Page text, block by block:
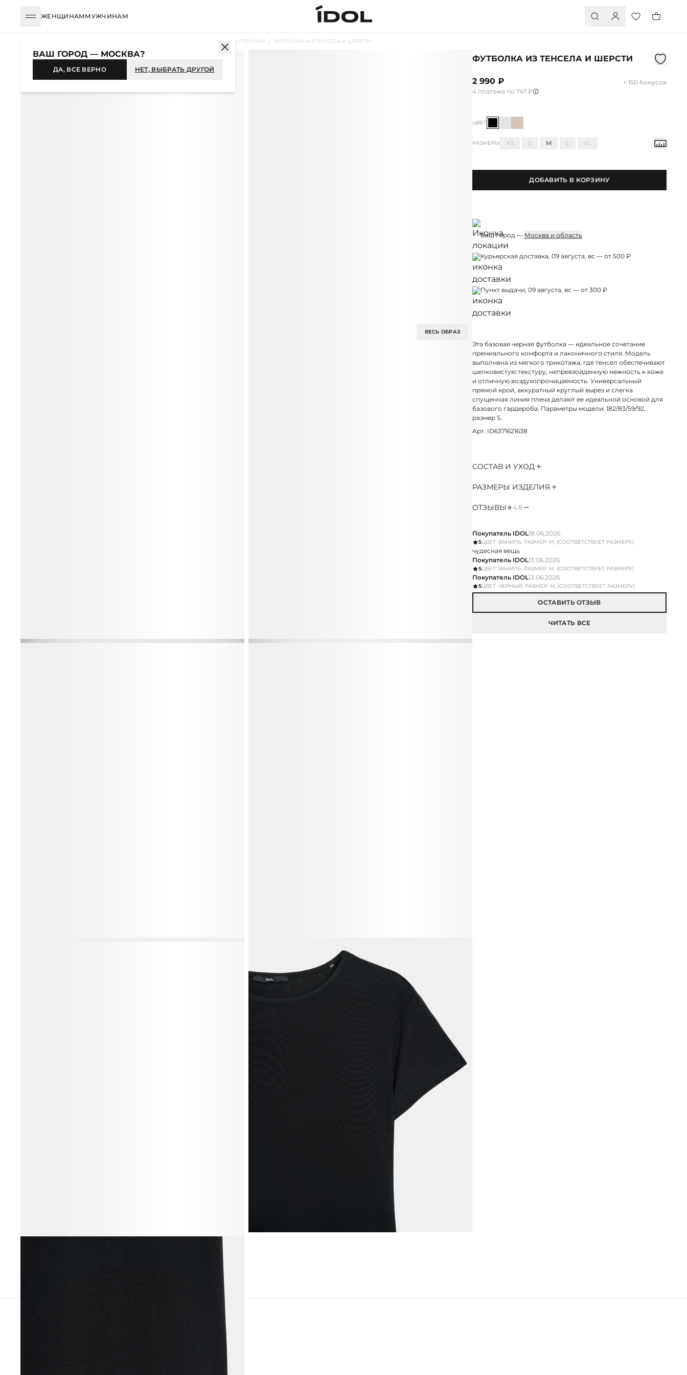
ЖЕНЩИНАММУЖЧИНАМ
ФУТБОЛКИ ФУТБОЛКА ИЗ ТЕНСЕЛА И ШЕРСТИ
НОВИНКА
ВЕСЬ ОБРАЗ
ФУТБОЛКА ИЗ ТЕНСЕЛА И ШЕРСТИ
2 990 ₽
+ 150 бонусов
4 платежа по 747 ₽
ЦВЕТ
РАЗМЕРЫ XS S M L XL
ДОБАВИТЬ В КОРЗИНУ
Ваш город — Москва и область
Курьерская доставка, 09 августа, вс — от 500 ₽
Пункт выдачи, 09 августа, вс — от 300 ₽
Эта базовая черная футболка — идеальное сочетание
премиального комфорта и лаконичного стиля. Модель
выполнена из мягкого трикотажа, где тенсел обеспечивают
шелковистую текстуру, непревзойденную нежность к коже
и отличную воздухопроницаемость. Универсальный
прямой крой, аккуратный круглый вырез и слегка
спущенная линия плеча делают ее идеальной основой для
базового гардероба. Параметры модели: 182/83/59/92,
размер S.
Арт. ID6371621638
СОСТАВ И УХОД
РАЗМЕРЫ ИЗДЕЛИЯ
ОТЗЫВЫ 4.8
Покупатель IDOL18.06.2026
5ЦВЕТ: ВАНИЛЬ, РАЗМЕР: M, (СООТВЕТСТВУЕТ РАЗМЕРУ)
чудесная вещь
Покупатель IDOL13.06.2026
5ЦВЕТ: ВАНИЛЬ, РАЗМЕР: M, (СООТВЕТСТВУЕТ РАЗМЕРУ)
Покупатель IDOL13.06.2026
5ЦВЕТ: ЧЕРНЫЙ, РАЗМЕР: M, (СООТВЕТСТВУЕТ РАЗМЕРУ)
ОСТАВИТЬ ОТЗЫВ
ЧИТАТЬ ВСЕ
ВЕСЬ ОБРАЗ
ВАШ ГОРОД — МОСКВА?
ДА, ВСЕ ВЕРНО НЕТ, ВЫБРАТЬ ДРУГОЙ